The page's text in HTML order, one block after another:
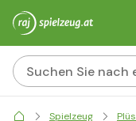
Spielzeug